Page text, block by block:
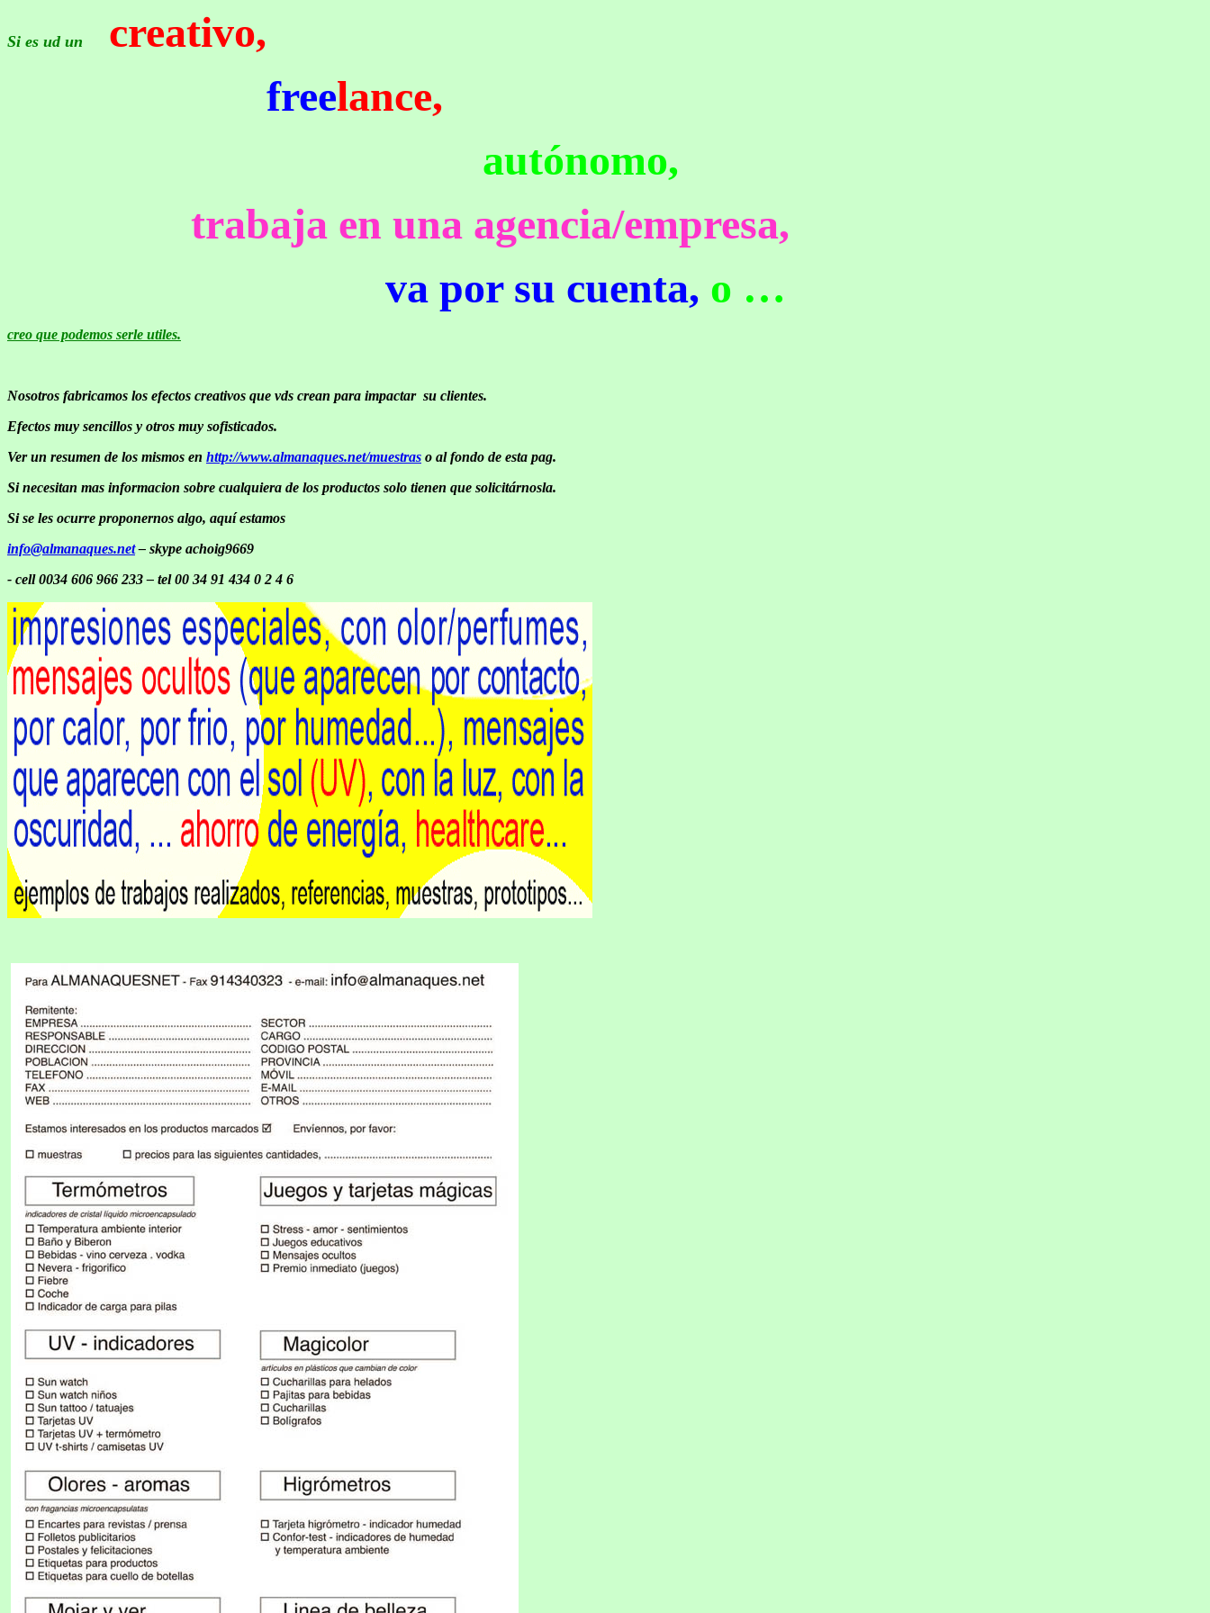
Si es ud un
creativo,
freelance,
autónomo,
trabaja en una agencia/empresa,
va por su cuenta, o …
creo que podemos serle utiles.
Nosotros fabricamos los efectos creativos que vds crean para impactar su clientes.
Efectos muy sencillos y otros muy sofisticados.
Ver un resumen de los mismos en http://www.almanaques.net/muestras o al fondo de esta pag.
Si necesitan mas informacion sobre cualquiera de los productos solo tienen que solicitárnosla.
Si se les ocurre proponernos algo, aquí estamos
info@almanaques.net– skype achoig9669
- cell 0034 606 966 233 – tel 00 34 91 434 0 2 4 6